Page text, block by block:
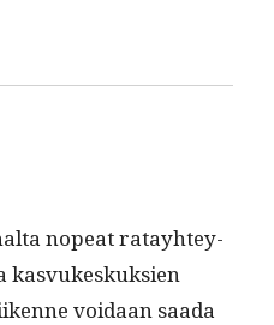
nopeat ratay­htey­
kasvukeskuk­sien
voidaan saa­da